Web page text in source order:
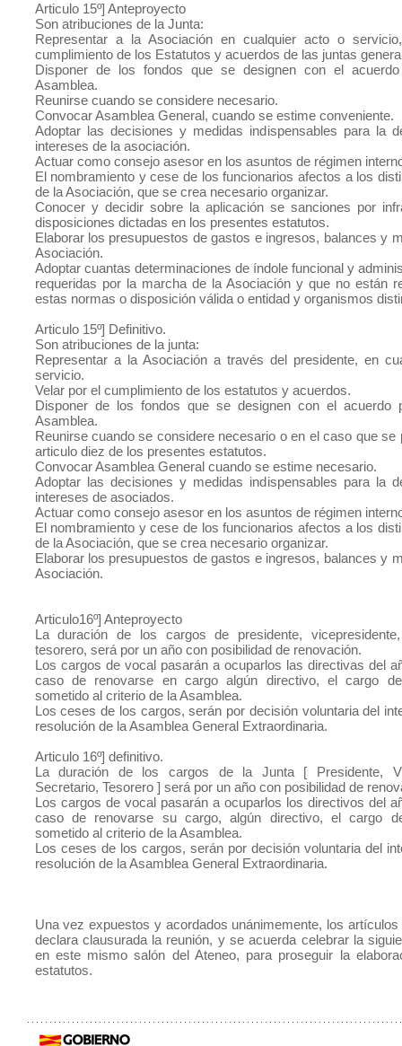
Articulo 15º] Anteproyecto
Son atribuciones de la Junta:
Representar a la Asociación en cualquier acto o
cumplimiento de los Estatutos y acuerdos de las juntas
Disponer de los fondos que se designen con el
Asamblea.
Reunirse cuando se considere necesario.
Convocar Asamblea General, cuando se estime conveniente.
Adoptar las decisiones y medidas indispensables para la
intereses de la asociación.
Actuar como consejo asesor en los asuntos de régimen
El nombramiento y cese de los funcionarios afectos a los
de la Asociación, que se crea necesario organizar.
Conocer y decidir sobre la aplicación se sanciones por
disposiciones dictadas en los presentes estatutos.
Elaborar los presupuestos de gastos e ingresos, balances y
Asociación.
Adoptar cuantas determinaciones de índole funcional y
requeridas por la marcha de la Asociación y que no están
estas normas o disposición válida o entidad y organismos
Articulo 15º] Definitivo.
Son atribuciones de la junta:
Representar a la Asociación a través del presidente, en
servicio.
Velar por el cumplimiento de los estatutos y acuerdos.
Disponer de los fondos que se designen con el acuerdo
Asamblea.
Reunirse cuando se considere necesario o en el caso que se
articulo diez de los presentes estatutos.
Convocar Asamblea General cuando se estime necesario.
Adoptar las decisiones y medidas indispensables para la
intereses de asociados.
Actuar como consejo asesor en los asuntos de régimen
El nombramiento y cese de los funcionarios afectos a los
de la Asociación, que se crea necesario organizar.
Elaborar los presupuestos de gastos e ingresos, balances y
Asociación.
Articulo16º] Anteproyecto
La duración de los cargos de presidente,
tesorero, será por un año con posibilidad de renovación.
Los cargos de vocal pasarán a ocuparlos las directivas del
caso de renovarse en cargo algún directivo, el cargo
sometido al criterio de la Asamblea.
Los ceses de los cargos, serán por decisión voluntaria del
resolución de la Asamblea General Extraordinaria.
Articulo 16º] definitivo.
La duración de los cargos de la Junta [ Presidente,
Secretario, Tesorero ] será por un año con posibilidad de
Los cargos de vocal pasarán a ocuparlos los directivos del
caso de renovarse su cargo, algún directivo, el cargo
sometido al criterio de la Asamblea.
Los ceses de los cargos, serán por decisión voluntaria del
resolución de la Asamblea General Extraordinaria.
Una vez expuestos y acordados unánimemente, los
declara clausurada la reunión, y se acuerda celebrar la
en este mismo salón del Ateneo, para proseguir la
estatutos.